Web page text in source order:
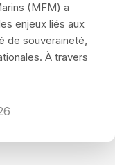
(MFM) a
enjeux liés aux
de souveraineté,
À travers